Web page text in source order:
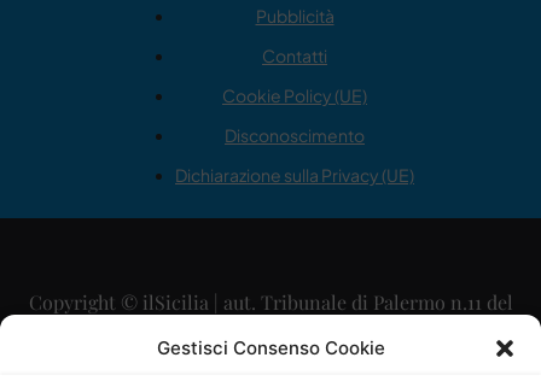
Gestisci Consenso Cookie
Pubblicità
Contatti
Cookie Policy (UE)
Disconoscimento
Dichiarazione sulla Privacy (UE)
Copyright © ilSicilia | aut. Tribunale di Palermo n.11 del
29/09/2015